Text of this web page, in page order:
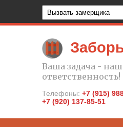
Ваша задача -
ответственность!
Телефоны: +7 (915)
+7 (920) 137-85-51